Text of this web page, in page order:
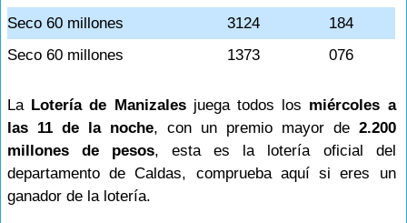
Seco 60 millones
3124
184
Seco 60 millones
1373 076
La Lotería de Manizalesjuega todos los miércoles a
las 11 de la noche, con un premio mayor de 2.200
millones de pesos, esta es la lotería oficial del
departamento de Caldas, comprueba aquí si eres un
ganador de la lotería.